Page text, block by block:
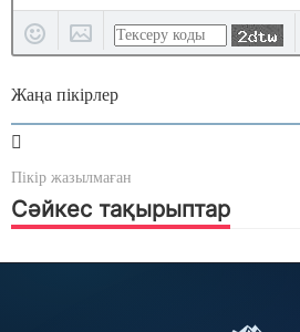
Жаңа пікірлер
Пікір жазылмаған
Сәйкес тақырыптар